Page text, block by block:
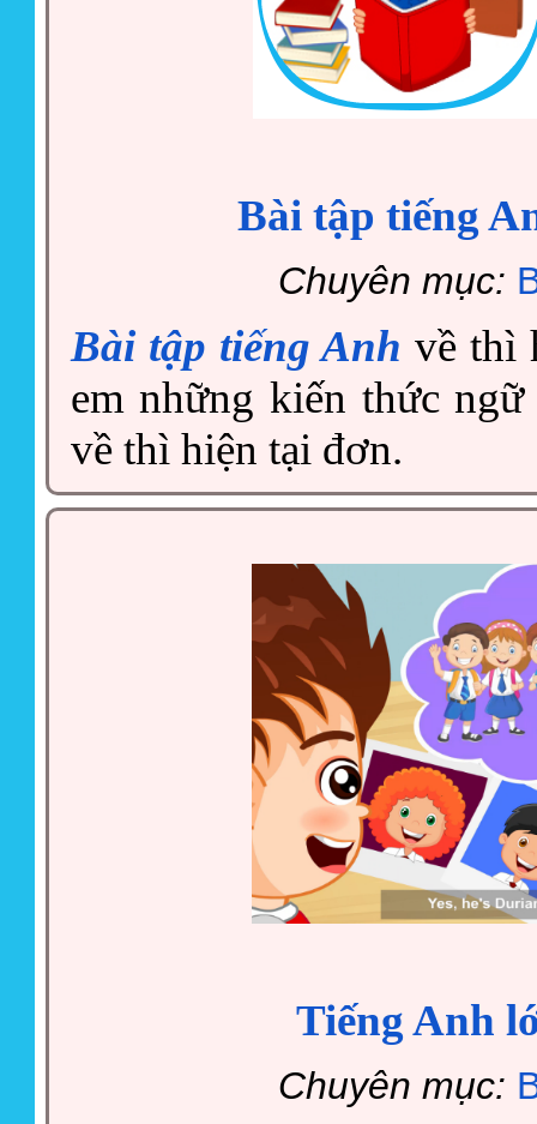
Bài tập tiếng
Chuyên mục:
Bài tập tiếng Anh về thì
em những kiến thức
về thì hiện tại đơn.
Tiếng Anh
Chuyên mục: